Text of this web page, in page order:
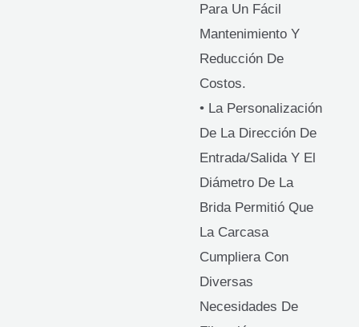
Para Un Fácil
Mantenimiento Y
Reducción De
Costos.
• La Personalización
De La Dirección De
Entrada/salida Y El
Diámetro De La
Brida Permitió Que
La Carcasa
Cumpliera Con
Diversas
Necesidades De